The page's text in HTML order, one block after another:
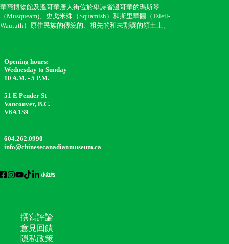
華裔博物館及溫哥華唐人街位於卑詩省溫哥華的瑪斯琴
（Musqueam)、史戈米殊（Squamish）和斯里華圖（Tsleil-
Waututh）原住民族的傳統的、祖先的和未割讓的領土上。
Opening hours:
Wednesday to Sunday
10 A.M. - 5 P.M.
51 E Pender St
Vancouver, B.C.
V6A 1S9
604.262.0990
info@chinesecanadianmuseum.ca
撰寫評論
意見回饋
隱私政策